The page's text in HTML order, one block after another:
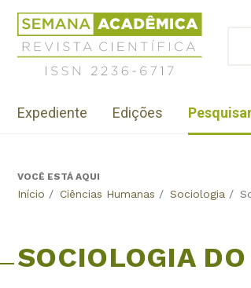
Jump
navigation
Revista
Científica
Semana
Acadêmica
2236-
Menu
institutional
Expediente Edições
BackVOCÊ ESTÁ AQUI
Início / Ciências Humanas / Sociologia /
SOCIOLOGIA